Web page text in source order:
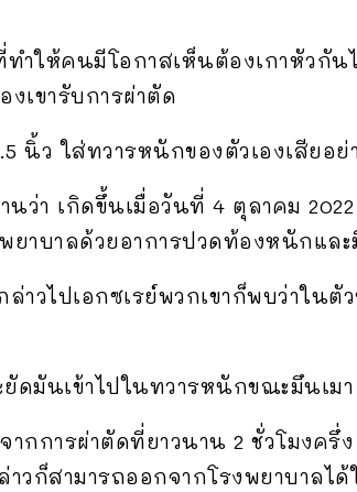
ทำให้คนมีโอกาสเห็นต้องเกาหัวกั
เขารับการผ่าตัด
นิ้ว ใส่ทวารหนักของตัวเองเสียอ
นว่า เกิดขึ้นเมื่อวันที่ 4 ตุลาคม
พยาบาลด้วยอาการปวดท้องหนักแ
าวไปเอกซเรย์พวกเขาก็พบว่าใน
ดมันเข้าไปในทวารหนักขณะมึนเมา
กการผ่าตัดที่ยาวนาน 2 ชั่วโมงครึ่
วก็สามารถออกจากโรงพยาบาลไ